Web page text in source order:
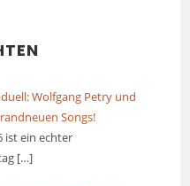
Wolfgang Petry und
Songs!
ist ein echter
[…]